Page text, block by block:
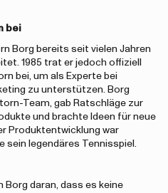
bei
Borg bereits seit vielen Jahren
1985 trat er jedoch offiziell
bei, um als Experte bei
zu unterstützen. Borg
Team, gab Ratschläge zur
und brachte Ideen für neue
Produktentwicklung war
legendäres Tennisspiel.
Borg daran, dass es keine